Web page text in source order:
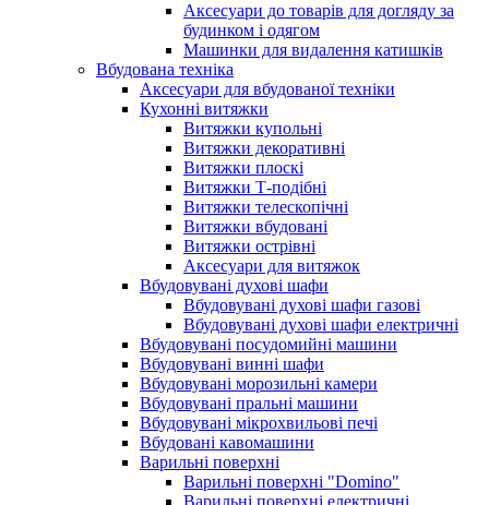
Аксесуари до товарів для догляду за
будинком і одягом
Машинки для видалення катишків
Вбудована техніка
Аксесуари для вбудованої техніки
Кухонні витяжки
Витяжки купольні
Витяжки декоративні
Витяжки плоскі
Витяжки Т-подібні
Витяжки телескопічні
Витяжки вбудовані
Витяжки острівні
Аксесуари для витяжок
Вбудовувані духові шафи
Вбудовувані духові шафи газові
Вбудовувані духові шафи електричні
Вбудовувані посудомийні машини
Вбудовувані винні шафи
Вбудовувані морозильні камери
Вбудовувані пральні машини
Вбудовувані мікрохвильові печі
Вбудовані кавомашини
Варильні поверхні
Варильні поверхні "Domino"
Варильні поверхні електричні